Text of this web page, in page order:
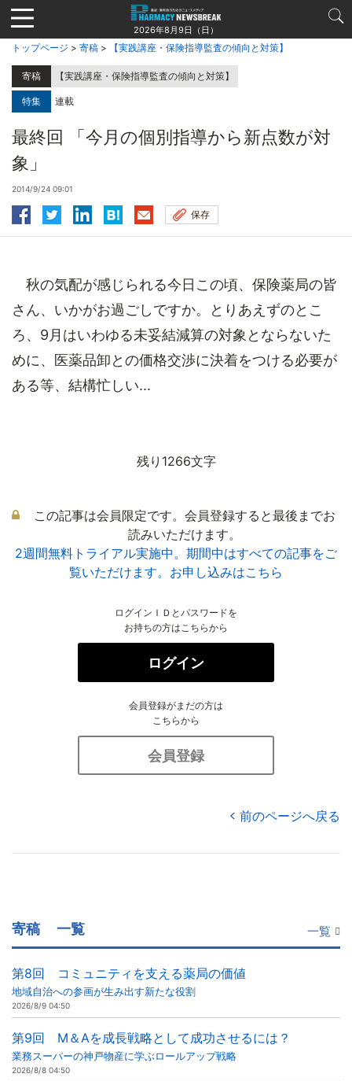
Jump
to
navigation
2026年8月9日（日）
トップページ > 寄稿 > 【実践講座・保険指導監査の傾向と対策】
寄稿 【実践講座・保険指導監査の傾向と対策】
特集 連載
最終回 「今月の個別指導から新点数が対
象」
2014/9/24 09:01
保存
秋の気配が感じられる今日この頃、保険薬局の皆
さん、いかがお過ごしですか。とりあえずのとこ
ろ、9月はいわゆる未妥結減算の対象とならないた
めに、医薬品卸との価格交渉に決着をつける必要が
ある等、結構忙しい...
残り1266文字
この記事は会員限定です。会員登録すると最後までお
読みいただけます。
2週間無料トライアル実施中。期間中はすべての記事をご
覧いただけます。お申し込みはこちら
ログインＩＤとパスワードを
お持ちの方はこちらから
ログイン
会員登録がまだの方は
こちらから
会員登録
前のページへ戻る
寄稿 一覧 一覧
第8回 コミュニティを支える薬局の価値
地域自治への参画が生み出す新たな役割
2026/8/9 04:50
第9回 M＆Aを成長戦略として成功させるには？
業務スーパーの神戸物産に学ぶロールアップ戦略
2026/8/8 04:50